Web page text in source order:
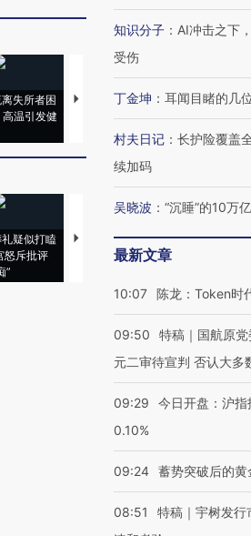
失所者困
高温引发健
视线｜HYROX的吸金
术：是什么让中产们甘
心“花钱找虐”？
马航
粒摇
毒品
疑似打瞌
怒斥批评
”
视线｜全球最热百城独占
97个 印度如何熬过48°C
知识分子 ： AI冲击之下
受伤
丁金坤 ： 耳闻目睹的几
村夫日记 ： 长护险覆盖
续加码
吴晓波 ： “沉睡”的10万
最新文章
10:07 陈龙：Token时
09:50
特稿｜国航原
元二审待宣判 否认大多
09:29
今日开盘：沪
0.10%
09:24 蓄势突破后的黄
08:51
特稿｜宇树发